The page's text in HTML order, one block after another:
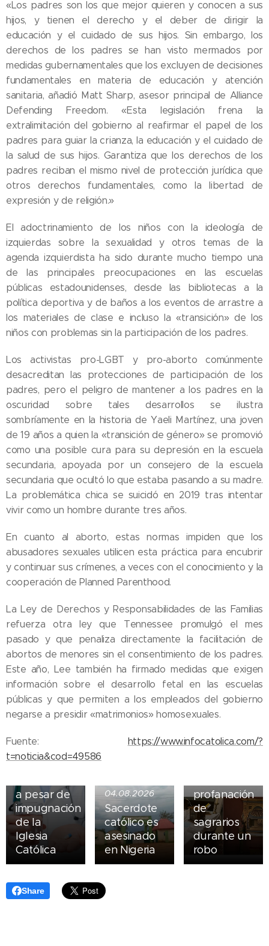
«Los padres son los que mejor quieren y conocen a sus
hijos, y tienen el derecho y el deber de dirigir la
educación y el cuidado de sus hijos. Sin embargo, los
derechos de los padres se han visto mermados por
medidas gubernamentales que los excluyen de decisiones
fundamentales en materia de educación y atención
sanitaria, añadió Matt Sharp, asesor principal de Alliance
Defending Freedom. «Esta legislación frena la
extralimitación del gobierno al reafirmar el papel de los
padres para guiar la crianza, la educación y el cuidado de
la salud de sus hijos. Garantiza que los derechos de los
padres reciban el mismo nivel de protección jurídica que
otros derechos fundamentales, como la libertad de
expresión y de religión.»
El adoctrinamiento de los niños con la ideología de
izquierdas sobre la sexualidad y otros temas de la
agenda izquierdista ha sido durante mucho tiempo una
de las principales preocupaciones en las escuelas
públicas estadounidenses, desde las bibliotecas a la
política deportiva y de baños a los eventos de arrastre a
los materiales de clase e incluso la «transición» de los
niños con problemas sin la participación de los padres.
Los activistas pro-LGBT y pro-aborto comúnmente
desacreditan las protecciones de participación de los
padres, pero el peligro de mantener a los padres en la
oscuridad sobre tales desarrollos se ilustra
sombríamente en la historia de Yaeli Martínez, una joven
de 19 años a quien la «transición de género» se promovió
como una posible cura para su depresión en la escuela
secundaria, apoyada por un consejero de la escuela
secundaria que ocultó lo que estaba pasando a su madre.
La problemática chica se suicidó en 2019 tras intentar
vivir como un hombre durante tres años.
En cuanto al aborto, estas normas impiden que los
abusadores sexuales utilicen esta práctica para encubrir
y continuar sus crímenes, a veces con el conocimiento y la
cooperación de Planned Parenthood.
La Ley de Derechos y Responsabilidades de las Familias
refuerza otra ley que Tennessee promulgó el mes
pasado y que penaliza directamente la facilitación de
abortos de menores sin el consentimiento de los padres.
Este año, Lee también ha firmado medidas que exigen
información sobre el desarrollo fetal en las escuelas
públicas y que permiten a los empleados del gobierno
negarse a presidir «matrimonios» homosexuales.
Fuente: https://www.infocatolica.com/?
t=noticia&cod=49586
05.08.2026
Ley del
asistido
entra en
a pesar de
impugnación
de la
Iglesia
Católica
04.08.2026
Sacerdote
católico es
asesinado
en Nigeria
04.08.2026
profanación
de
sagrarios
durante un
robo
Share